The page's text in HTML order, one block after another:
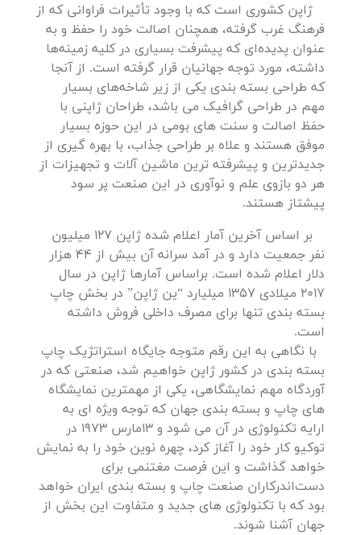
ژاپن کشوری است که با وجود تأثیرات فراوانی که از
فرهنگ غرب گرفته، همچنان اصالت خود را حفظ و به
عنوان پدیده‌ای که پیشرفت بسیاری در کلیه زمینه‌ها
داشته، مورد توجه جهانیان قرار گرفته است. از آنجا
که طراحی بسته بندی یکی از زیر شاخه‌های بسیار
مهم در طراحی گرافیک می باشد، طراحان ژاپنی با
حفظ اصالت و سنت های بومی در این حوزه بسیار
موفق هستند و علاه بر طراحی جذاب، با بهره گیری از
جدیدترین و پیشرفته ترین ماشین آلات و تجهیزات از
هر دو بازوی علم و نوآوری در این صنعت پر سود
پیشتاز هستند.
بر اساس آخرین آمار اعلام شده ژاپن 127 میلیون
نفر جمعیت دارد و در آمد سرانه آن بیش از 44 هزار
دلار اعلام شده است. براساس آمارها ژاپن در سال
2017 میلادی 1357 میلیارد “ین ژاپن” در بخش چاپ
بسته بندی تنها برای مصرف داخلی فروش داشته
است.
با نگاهی به این رقم متوجه جایگاه استراتژیک چاپ
بسته بندی در کشور ژاپن خواهیم شد، صنعتی که در
آوردگاه مهم نمایشگاهی، یکی از مهمترین نمایشگاه
های چاپ و بسته بندی جهان که توجه ویژه ای به
ارایه تکنولوژی در آن می شود و 13مارس 1973 در
توکیو کار خود را آغاز کرد، چهره نوین خود را به نمایش
خواهد گذاشت و این فرصت مغتنمی برای
دست‌اندرکاران صنعت چاپ و بسته بندی ایران خواهد
بود که با تکنولوژی های جدید و متفاوت این بخش از
جهان آشنا شوند.